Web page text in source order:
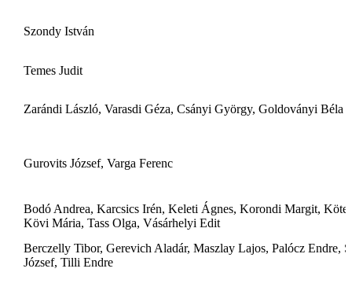
Szondy István
Temes Judit
Zarándi László, Varasdi Géza, Csányi György, Goldoványi Béla
Gurovits József, Varga Ferenc
Bodó Andrea, Karcsics Irén, Keleti Ágnes, Korondi Margit,
Kövi Mária, Tass Olga, Vásárhelyi Edit
Berczelly Tibor, Gerevich Aladár, Maszlay Lajos, Palócz Endre,
József, Tilli Endre